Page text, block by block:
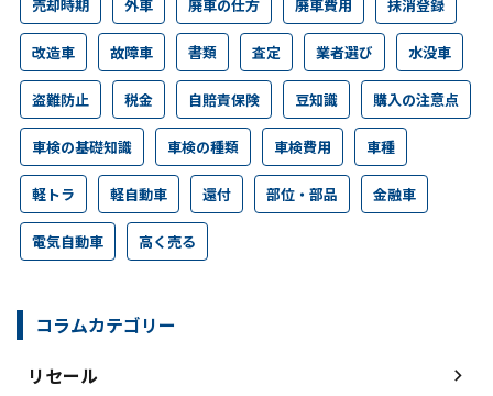
売却時期 外車 廃車の仕方 廃車費用 抹消登録
改造車 故障車 書類 査定 業者選び 水没車
盗難防止 税金 自賠責保険 豆知識 購入の注意点
車検の基礎知識 車検の種類 車検費用 車種
軽トラ 軽自動車 還付 部位・部品 金融車
電気自動車 高く売る
コラムカテゴリー
リセール